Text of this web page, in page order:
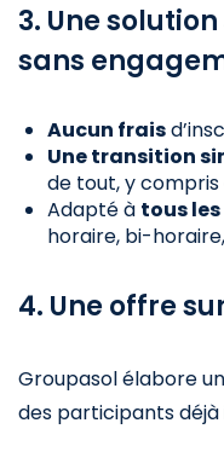
3. Une
sans
Aucun frais
Une transition
de tout, y
Adapté à tous
horaire, bi-
4. Une offre
Groupasol élabore
des participants